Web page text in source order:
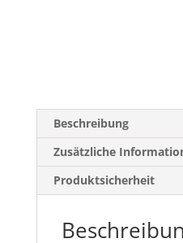
Beschreibung
Zusätzliche
Produktsicherheit